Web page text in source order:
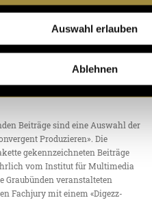
Auswahl erlauben
Ablehnen
des Bachelor-Studiengangs
Graubünden und der
produzieren auf dieser Plattform
erlangen so die nötige
Umfeld in Medien und
Beiträge sind eine Auswahl der
Produzieren». Die
gekennzeichneten Beiträge
vom Institut für Multimedia
Graubünden veranstalteten
Fachjury mit einem «Digezz-